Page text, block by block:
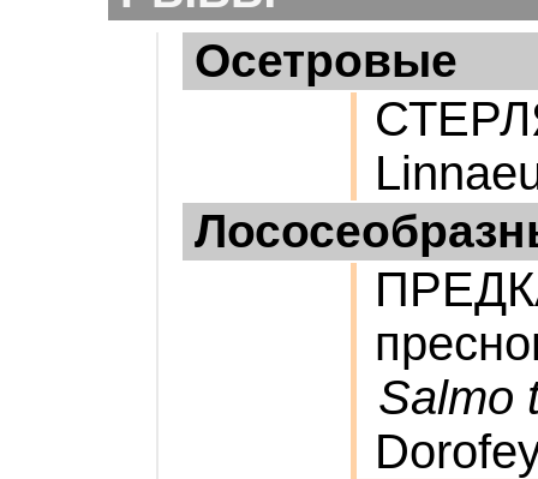
Осетровые
Salmo